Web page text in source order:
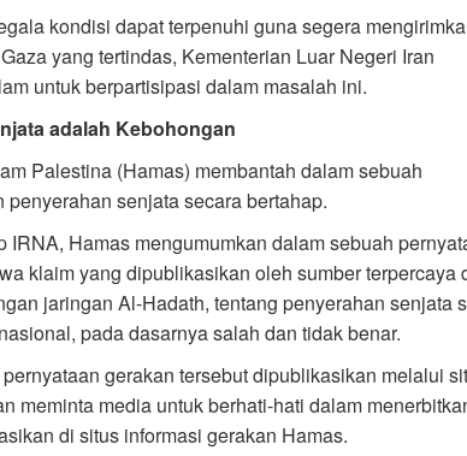
kondisi dapat terpenuhi guna segera
yang tertindas, Kementerian Luar Negeri Iran
untuk berpartisipasi dalam masalah ini.
adalah Kebohongan
Palestina (Hamas) membantah dalam sebuah
senjata secara bertahap.
IRNA, Hamas mengumumkan dalam sebuah
klaim yang dipublikasikan oleh sumber terpercaya
jaringan Al-Hadath, tentang penyerahan senjata
pada dasarnya salah dan tidak benar.
gerakan tersebut dipublikasikan melalui
meminta media untuk berhati-hati dalam
di situs informasi gerakan Hamas.